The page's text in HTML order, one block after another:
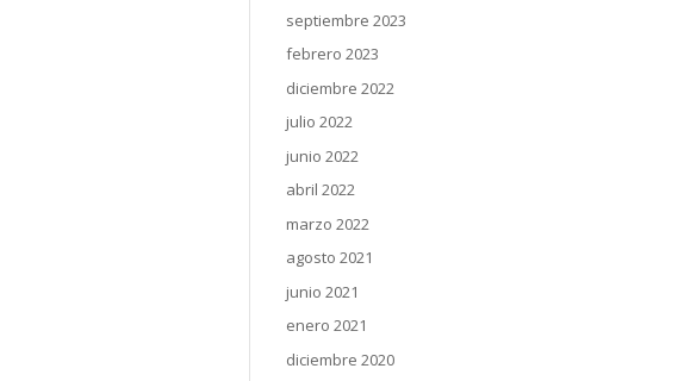
septiembre 2023
febrero 2023
diciembre 2022
julio 2022
junio 2022
abril 2022
marzo 2022
agosto 2021
junio 2021
enero 2021
diciembre 2020